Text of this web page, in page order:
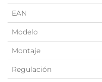
EAN
Modelo
Montaje
Regulación